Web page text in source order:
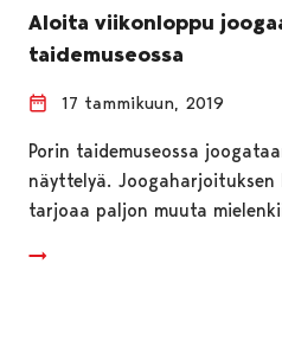
Aloita viikonloppu
taidemuseossa
17 tammikuun, 2019
Porin taidemuseossa
näyttelyä. Joogaharjoituksen
tarjoaa paljon muuta